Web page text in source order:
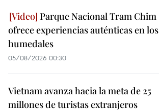
Parque Nacional Tram Chim
ofrece experiencias auténticas en los
humedales
05/08/2026 00:30
Vietnam avanza hacia la meta de 25
millones de turistas extranjeros